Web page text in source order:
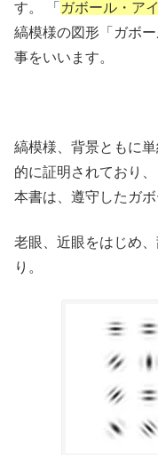
す。 「 ガボール・アイ
縞模様の図形「ガボ
事をいいます。
縞模様、背景ともに
的に証明されており、
本書は、遵守したガ
老眼、近眼をはじめ
り。